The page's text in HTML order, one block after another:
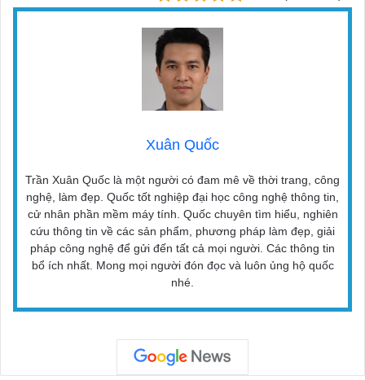
Xuân Quốc
Trần Xuân Quốc là một người có đam mê về thời trang, công
nghệ, làm đẹp. Quốc tốt nghiệp đại học công nghệ thông tin,
cử nhân phần mềm máy tính. Quốc chuyên tìm hiểu, nghiên
cứu thông tin về các sản phẩm, phương pháp làm đẹp, giải
pháp công nghệ để gửi đến tất cả mọi người. Các thông tin
bổ ích nhất. Mong mọi người đón đọc và luôn ủng hộ quốc
nhé.